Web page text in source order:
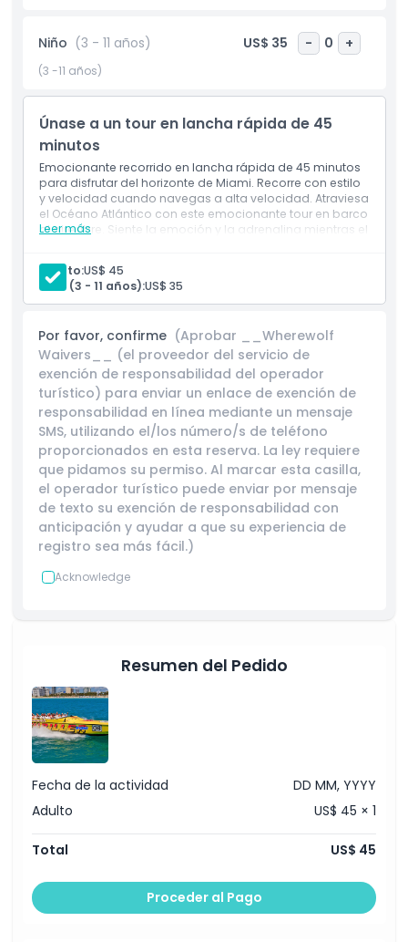
seguridad completas garantizan una experiencia fluida y
segura. Reserva hoy tu Aventura en Lancha Rápida Thriller
Miami para un recorrido rápido e inolvidable por los lugares
velocidad en aguas abiertas.
Aspectos Destacados
Inclusiones
Política para Niños y Adultos
Exclusiones
No Adecuado Para
Cosas a Saber
Ubicación
Cómo Canjear
Niño (3 - 11 años) US$ 35 - 0 +
(3 -11 años)
Únase a un tour en lancha rápida de 45
minutos
Emocionante recorrido en lancha rápida de 45 minutos
para disfrutar del horizonte de Miami. Recorre con estilo
y velocidad cuando navegas a alta velocidad. Atraviesa
el Océano Atlántico con este emocionante tour en barco
al aire libre. Siente la emoción y la adrenalina mientras el
Leer más
Adulto:US$ 45
Niño (3 - 11 años):US$ 35
Por favor, confirme (Aprobar __Wherewolf
Waivers__ (el proveedor del servicio de
exención de responsabilidad del operador
turístico) para enviar un enlace de exención de
responsabilidad en línea mediante un mensaje
SMS, utilizando el/los número/s de teléfono
proporcionados en esta reserva. La ley requiere
que pidamos su permiso. Al marcar esta casilla,
el operador turístico puede enviar por mensaje
de texto su exención de responsabilidad con
anticipación y ayudar a que su experiencia de
registro sea más fácil.)
Acknowledge
Resumen del Pedido
Fecha de la actividad
DD MM, YYYY
Adulto
US$ 45 × 1
Total US$ 45
Proceder al Pago